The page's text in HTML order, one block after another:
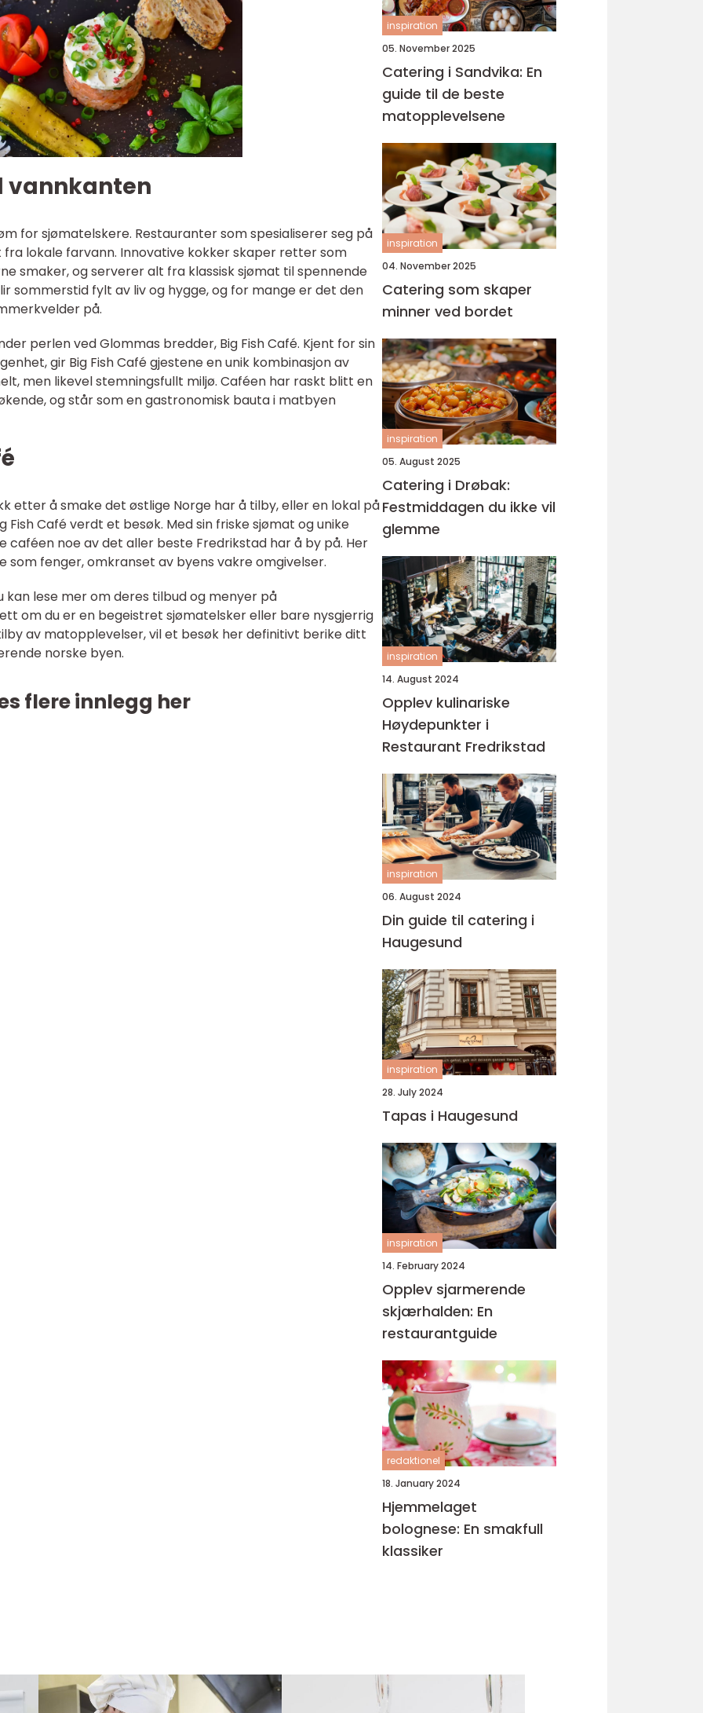
vannkanten
for sjømatelskere. Restauranter som spesialiserer seg på
lokale farvann. Innovative kokker skaper retter som
smaker, og serverer alt fra klassisk sjømat til spennende
sommerstid fylt av liv og hygge, og for mange er det den
på.
perlen ved Glommas bredder, Big Fish Café. Kjent for sin
gir Big Fish Café gjestene en unik kombinasjon av
men likevel stemningsfullt miljø. Caféen har raskt blitt en
og står som en gastronomisk bauta i matbyen
etter å smake det østlige Norge har å tilby, eller en lokal på
Café verdt et besøk. Med sin friske sjømat og unike
noe av det aller beste Fredrikstad har å by på. Her
fenger, omkranset av byens vakre omgivelser.
lese mer om deres tilbud og menyer på
om du er en begeistret sjømatelsker eller bare nysgjerrig
av matopplevelser, vil et besøk her definitivt berike ditt
norske byen.
flere innlegg her
inspiration
05. November 2025
Catering i Sandvika: En
guide til de beste
matopplevelsene
inspiration
04. November 2025
Catering som skaper
minner ved bordet
inspiration
05. August 2025
Catering i Drøbak:
Festmiddagen du ikke vil
glemme
inspiration
14. August 2024
Opplev kulinariske
Høydepunkter i
Restaurant Fredrikstad
inspiration
06. August 2024
Din guide til catering i
Haugesund
inspiration
28. July 2024
Tapas i Haugesund
inspiration
14. February 2024
Opplev sjarmerende
skjærhalden: En
restaurantguide
redaktionel
18. January 2024
Hjemmelaget
bolognese: En smakfull
klassiker